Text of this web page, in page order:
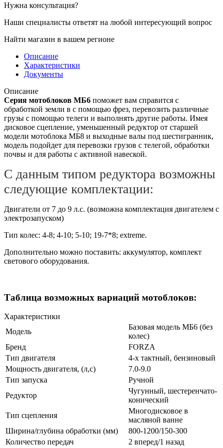
Нужна консультация?
Наши специалисты ответят на любой интересующий вопрос
Найти магазин в вашем регионе
Описание
Характеристики
Документы
Описание
Серия мотоблоков МБ6 поможет вам справится с
обработкой земли в с помощью фрез, перевозить различные
грузы с помощью телеги и выполнять другие работы. Имея
дисковое сцепление, уменьшенный редуктор от старшей
модели мотоблока МБ8 и выходные валы под шестигранник,
модель подойдет для перевозки грузов с телегой, обработки
почвы и для работы с активной навеской.
С данным типом редуктора возможны
следующие комплектации:
Двигатели от 7 до 9 л.с. (возможна комплектация двигателем с
электрозапуском)
Тип колес: 4-8; 4-10; 5-10; 19-7*8; extreme.
Дополнительно можно поставить: аккумулятор, комплект
светового оборудования.
Таблица возможных вариаций мотоблоков:
Характеристики
Модель
Базовая модель МБ6 (без
колес)
Бренд
FORZA
Тип двигателя
4-х тактный, бензиновый
Мощность двигателя, (л,с)
7.0-9.0
Тип запуска
Ручной
Редуктор
Чугунный, шестеренчато-
конический
Тип сцепления
Многодисковое в
масляной ванне
Ширина/глубина обработки (мм)
800-1200/150-300
Количество передач
2 вперед/1 назад